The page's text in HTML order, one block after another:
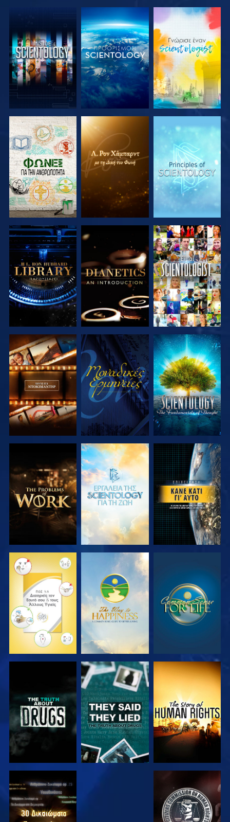
ΕΞΕΡΕΥΝΗΣΤΕ
ΤΗ ΣΕΙΡΑ
ΕΞΕΡΕΥΝΗΣΤΕ
ΤΗ ΣΕΙΡΑ
ΕΞΕΡΕΥΝΗΣΤΕ
ΤΗ ΣΕΙΡΑ
ΕΞΕΡΕΥΝΗΣΤΕ
ΤΗ ΣΕΙΡΑ
ΕΞΕΡΕΥΝΗΣΤΕ
ΤΗ ΣΕΙΡΑ
ΠΑΡΑΚΟΛΟΥΘΗΣΤΕ
ΕΞΕΡΕΥΝΗΣΤΕ
ΤΗ ΣΕΙΡΑ
ΠΑΡΑΚΟΛΟΥΘΗΣΤΕ
ΕΞΕΡΕΥΝΗΣΤΕ
ΤΗ ΣΕΙΡΑ
ΕΞΕΡΕΥΝΗΣΤΕ
ΤΗ ΣΕΙΡΑ
ΕΞΕΡΕΥΝΗΣΤΕ
ΤΗ ΣΕΙΡΑ
ΠΑΡΑΚΟΛΟΥΘΗΣΤΕ
ΠΑΡΑΚΟΛΟΥΘΗΣΤΕ ΠΑΡΑΚΟΛΟΥΘΗΣΤΕ ΠΑΡΑΚΟΛΟΥΘΗΣΤΕ
ΠΑΡΑΚΟΛΟΥΘΗΣΤΕ ΠΑΡΑΚΟΛΟΥΘΗΣΤΕ ΠΑΡΑΚΟΛΟΥΘΗΣΤΕ
ΠΑΡΑΚΟΛΟΥΘΗΣΤΕ ΠΑΡΑΚΟΛΟΥΘΗΣΤΕ